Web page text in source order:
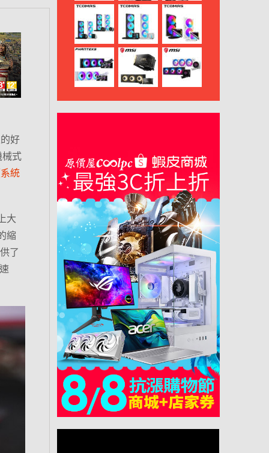
好
械式
統
大
縮
了